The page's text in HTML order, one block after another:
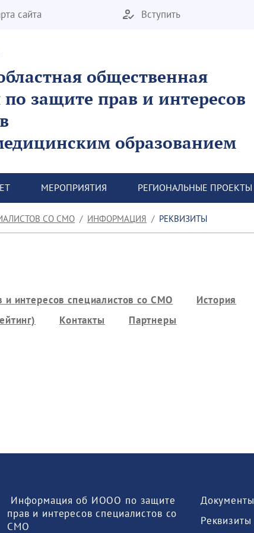
сайта Вступить
общественная
защите прав и интересов
образованием
МЕРОПРИЯТИЯ РЕГИОНАЛЬНЫЕ ПРОЕКТЫ
СО СМО ИНФОРМАЦИЯ РЕКВИЗИТЫ
интересов специалистов со СМО История
Контакты Партнеры
прав и интересов специалистов со
СМО
Документы
Реквизиты